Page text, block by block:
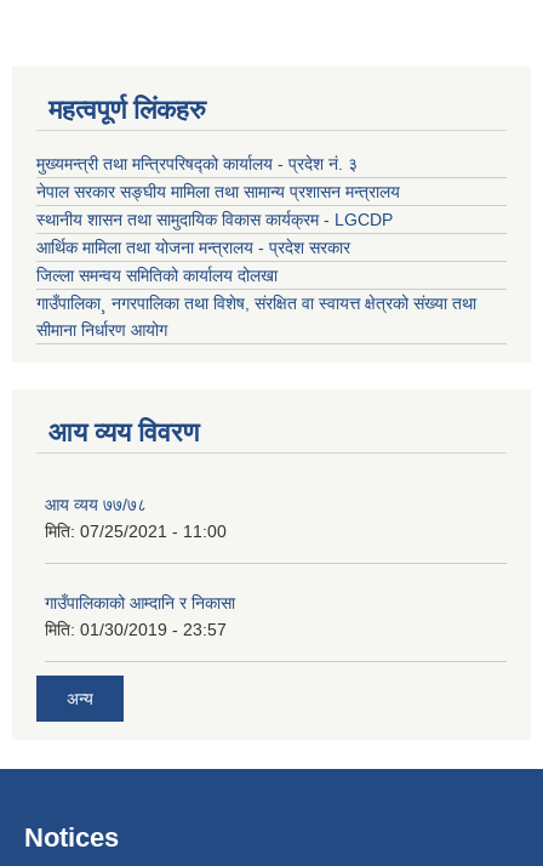
महत्वपूर्ण लिंकहरु
मुख्यमन्त्री तथा मन्त्रिपरिषद्को कार्यालय - प्रदेश नं. ३
नेपाल सरकार सङ्घीय मामिला तथा सामान्य प्रशासन मन्त्रालय
स्थानीय शासन तथा सामुदायिक विकास कार्यक्रम - LGCDP
आर्थिक मामिला तथा योजना मन्त्रालय - प्रदेश सरकार
जिल्ला समन्वय समितिको कार्यालय दोलखा
गाउँपालिका¸ नगरपालिका तथा विशेष, संरक्षित वा स्वायत्त क्षेत्रको संख्या तथा
सीमाना निर्धारण आयोग
आय व्यय विवरण
आय व्यय ७७/७८
मिति: 07/25/2021 - 11:00
गाउँपालिकाको आम्दानि र निकासा
मिति: 01/30/2019 - 23:57
अन्य
Notices